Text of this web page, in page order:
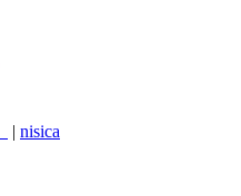
| nisica